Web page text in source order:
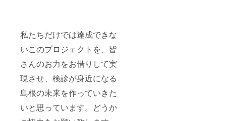
私たちだけでは達成できな
いこのプロジェクトを、皆
さんのお力をお借りして実
現させ、検診が身近になる
島根の未来を作っていきた
いと思っています。どうか